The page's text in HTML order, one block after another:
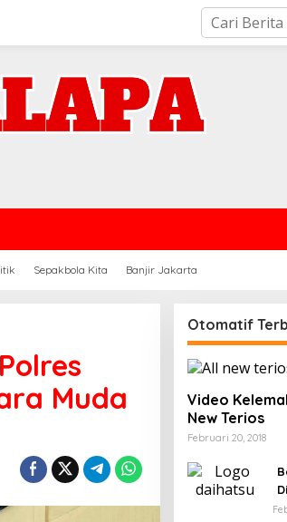
Sepakbola Kita Banjir Jakarta
Muda
Otomatif
Video
New Terios
Februari 20, 2018